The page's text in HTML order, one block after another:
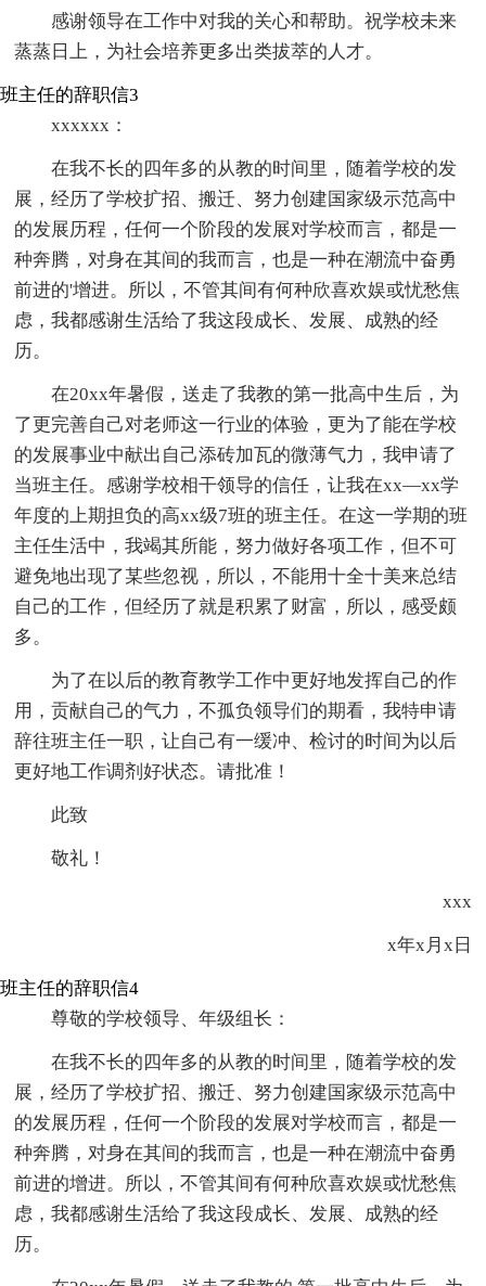
感谢领导在工作中对我的关心和帮助。祝学校未来
蒸蒸日上，为社会培养更多出类拔萃的人才。
班主任的辞职信3
xxxxxx：
在我不长的四年多的从教的时间里，随着学校的发
展，经历了学校扩招、搬迁、努力创建国家级示范高中
的发展历程，任何一个阶段的发展对学校而言，都是一
种奔腾，对身在其间的我而言，也是一种在潮流中奋勇
前进的'增进。所以，不管其间有何种欣喜欢娱或忧愁焦
虑，我都感谢生活给了我这段成长、发展、成熟的经
历。
在20xx年暑假，送走了我教的第一批高中生后，为
了更完善自己对老师这一行业的体验，更为了能在学校
的发展事业中献出自己添砖加瓦的微薄气力，我申请了
当班主任。感谢学校相干领导的信任，让我在xx—xx学
年度的上期担负的高xx级7班的班主任。在这一学期的班
主任生活中，我竭其所能，努力做好各项工作，但不可
避免地出现了某些忽视，所以，不能用十全十美来总结
自己的工作，但经历了就是积累了财富，所以，感受颇
多。
为了在以后的教育教学工作中更好地发挥自己的作
用，贡献自己的气力，不孤负领导们的期看，我特申请
辞往班主任一职，让自己有一缓冲、检讨的时间为以后
更好地工作调剂好状态。请批准！
此致
敬礼！
xxx
x年x月x日
班主任的辞职信4
尊敬的学校领导、年级组长：
在我不长的四年多的从教的时间里，随着学校的发
展，经历了学校扩招、搬迁、努力创建国家级示范高中
的发展历程，任何一个阶段的发展对学校而言，都是一
种奔腾，对身在其间的我而言，也是一种在潮流中奋勇
前进的增进。所以，不管其间有何种欣喜欢娱或忧愁焦
虑，我都感谢生活给了我这段成长、发展、成熟的经
历。